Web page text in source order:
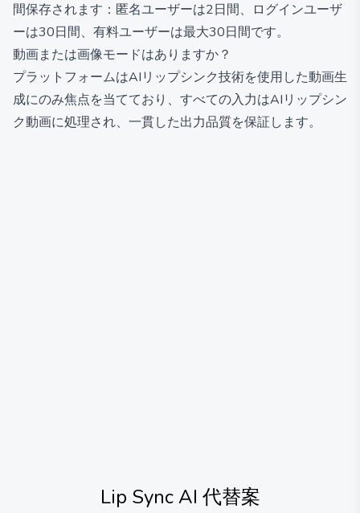
間保存されます：匿名ユーザーは2日間、ログインユーザ
ーは30日間、有料ユーザーは最大30日間です。
動画または画像モードはありますか？
プラットフォームはAIリップシンク技術を使用した動画生
成にのみ焦点を当てており、すべての入力はAIリップシン
ク動画に処理され、一貫した出力品質を保証します。
Lip Sync AI 代替案